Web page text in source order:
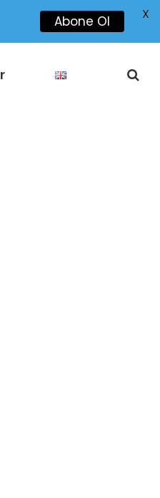
Abone Ol X